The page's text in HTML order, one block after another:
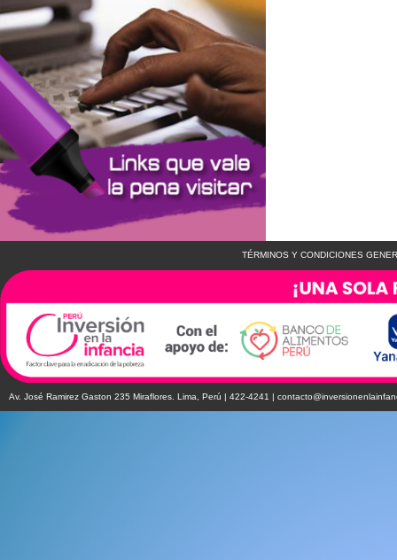
TÉRMINOS Y CONDICIONES
Av. José Ramirez Gaston 235 Miraflores. Lima, Perú | 422-4241 |